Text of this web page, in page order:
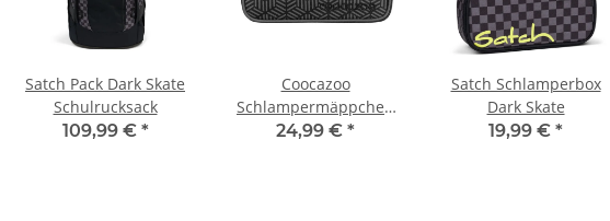
Satch Pack Dark Skate
Schulrucksack
109,99 € *
Coocazoo
Schlampermäppchen
Black Carbon
24,99 € *
Satch Schlamperbox
Dark Skate
19,99 € *